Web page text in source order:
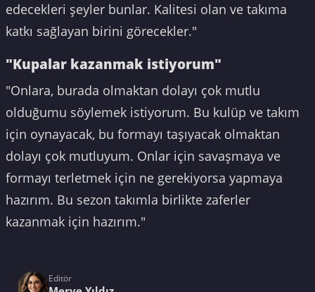
edecekleri şeyler bunlar. Kalitesi olan ve takıma
katkı sağlayan birini görecekler."
"Kupalar kazanmak istiyorum"
"Onlara, burada olmaktan dolayı çok mutlu
olduğumu söylemek istiyorum. Bu kulüp ve takım
için oynayacak, bu formayı taşıyacak olmaktan
dolayı çok mutluyum. Onlar için savaşmaya ve
formayı terletmek için ne gerekiyorsa yapmaya
hazırım. Bu sezon takımla birlikte zaferler
kazanmak için hazırım."
Editör